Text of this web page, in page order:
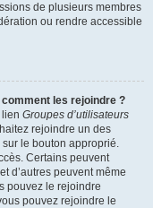
de plusieurs membres
ou rendre accessible
les rejoindre ?
Groupes d’utilisateurs
rejoindre un des
le bouton approprié.
Certains peuvent
d’autres peuvent même
pouvez le rejoindre
pouvez rejoindre le